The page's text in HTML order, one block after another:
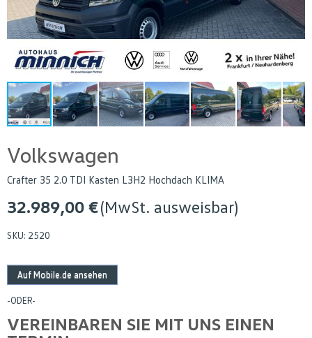
Volkswagen
Crafter 35 2.0 TDI Kasten L3H2 Hochdach KLIMA
32.989,00 €(MwSt. ausweisbar)
SKU: 2520
Auf Mobile.de ansehen
-ODER-
VEREINBAREN SIE MIT UNS EINEN